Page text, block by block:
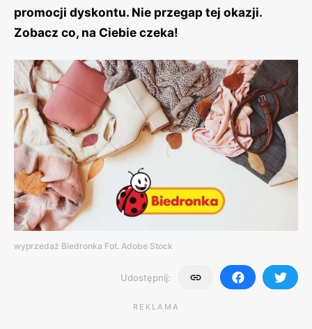
promocji dyskontu. Nie przegap tej okazji.
Zobacz co, na Ciebie czeka!
wyprzedaż Biedronka Fot. Adobe Stock
Udostępnij:
REKLAMA